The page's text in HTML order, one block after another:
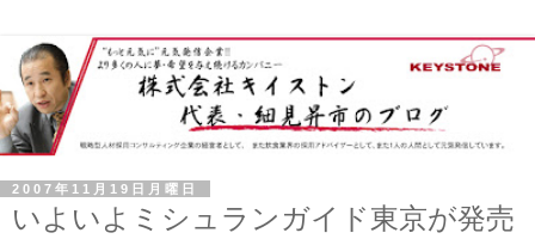
2007年11月19日月曜日
いよいよミシュランガイド東京が発売